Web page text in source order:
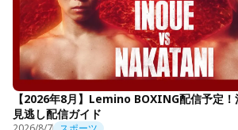
【2026年8月】Lemino BOXING配信予定
見逃し配信ガイド